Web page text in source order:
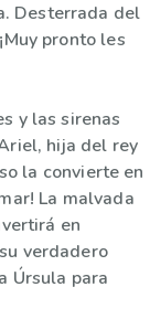
Desterrada del
pronto les
y las sirenas
hija del rey
la convierte en
La malvada
en
verdadero
Úrsula para